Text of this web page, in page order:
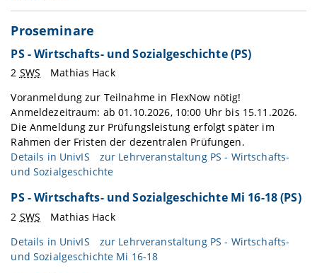
Proseminare
PS - Wirtschafts- und Sozialgeschichte (PS)
2 SWS
Mathias Hack
Voranmeldung zur Teilnahme in FlexNow nötig!
Anmeldezeitraum: ab 01.10.2026, 10:00 Uhr bis 15.11.2026.
Die Anmeldung zur Prüfungsleistung erfolgt später im
Rahmen der Fristen der dezentralen Prüfungen.
Details in UnivIS
zur Lehrveranstaltung PS - Wirtschafts-
und Sozialgeschichte
PS - Wirtschafts- und Sozialgeschichte Mi 16-18 (PS)
2 SWS
Mathias Hack
Details in UnivIS
zur Lehrveranstaltung PS - Wirtschafts-
und Sozialgeschichte Mi 16-18